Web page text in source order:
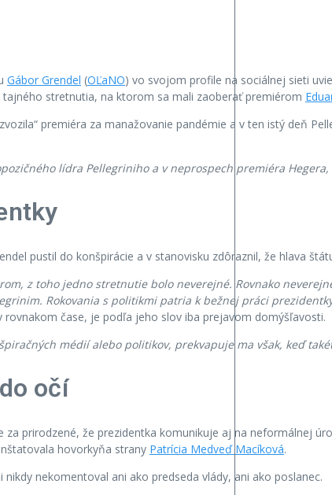
Gábor Grendel (OĽaNO) vo svojom profile na sociálnej sieti
tajného stretnutia, na ktorom sa mali zaoberať premiérom
premiéra za manažovanie pandémie a v ten istý deň
lídra Pellegriniho a v neprospech premiéra
pustil do konšpirácie a v stanovisku zdôraznil, že hlava
z toho jedno stretnutie bolo neverejné. Rovnako
Rokovania s politikmi patria k bežnej práci
čase, je podľa jeho slov iba prejavom domýšľavosti.
médií alebo politikov, prekvapuje ma však, keď
očí
za prirodzené, že prezidentka komunikuje aj na neformálnej
hovorkyňa strany Patrícia Medveď Macíková.
nekomentoval ani ako predseda vlády, ani ako poslanec.